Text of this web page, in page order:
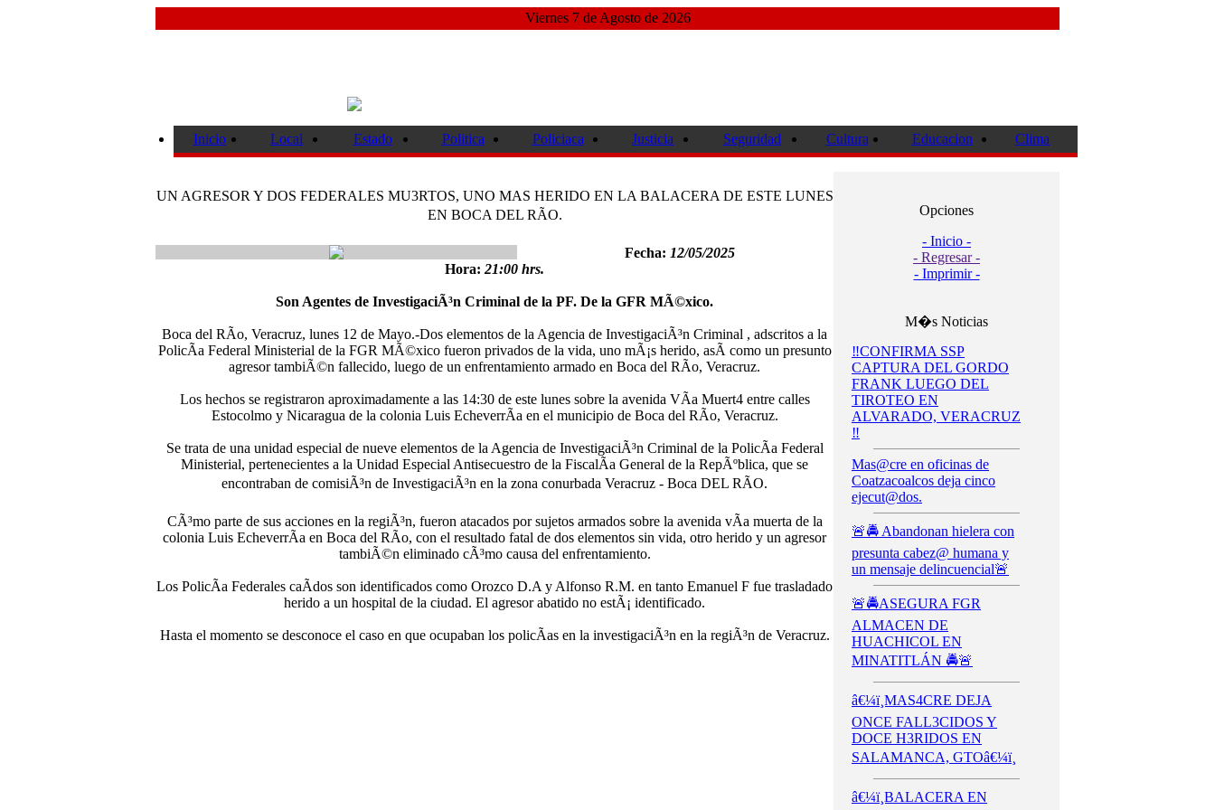
Viernes 7 de Agosto de 2026
Inicio Local Estado Politica Policiaca Justicia Seguridad Cultura Educacion Clima
UN AGRESOR Y DOS FEDERALES MU3RTOS, UNO MAS HERIDO EN LA BALACERA DE ESTE LUNES
EN BOCA DEL RÃO.
Fecha: 12/05/2025
Hora: 21:00 hrs.
Son Agentes de InvestigaciÃ³n Criminal de la PF. De la GFR MÃ©xico.
Boca del RÃ­o, Veracruz, lunes 12 de Mayo.-Dos elementos de la Agencia de InvestigaciÃ³n Criminal , adscritos a la
PolicÃ­a Federal Ministerial de la FGR MÃ©xico fueron privados de la vida, uno mÃ¡s herido, asÃ­ como un presunto
agresor tambiÃ©n fallecido, luego de un enfrentamiento armado en Boca del RÃ­o, Veracruz.
Los hechos se registraron aproximadamente a las 14:30 de este lunes sobre la avenida VÃ­a Muert4 entre calles
Estocolmo y Nicaragua de la colonia Luis EcheverrÃ­a en el municipio de Boca del RÃ­o, Veracruz.
Se trata de una unidad especial de nueve elementos de la Agencia de InvestigaciÃ³n Criminal de la PolicÃ­a Federal
Ministerial, pertenecientes a la Unidad Especial Antisecuestro de la FiscalÃ­a General de la RepÃºblica, que se
encontraban de comisiÃ³n de InvestigaciÃ³n en la zona conurbada Veracruz - Boca DEL RÃO.
CÃ³mo parte de sus acciones en la regiÃ³n, fueron atacados por sujetos armados sobre la avenida vÃ­a muerta de la
colonia Luis EcheverrÃ­a en Boca del RÃ­o, con el resultado fatal de dos elementos sin vida, otro herido y un agresor
tambiÃ©n eliminado cÃ³mo causa del enfrentamiento.
Los PolicÃ­a Federales caÃ­dos son identificados como Orozco D.A y Alfonso R.M. en tanto Emanuel F fue trasladado
herido a un hospital de la ciudad. El agresor abatido no estÃ¡ identificado.
Hasta el momento se desconoce el caso en que ocupaban los policÃ­as en la investigaciÃ³n en la regiÃ³n de Veracruz.
Opciones
- Inicio -
- Regresar -
- Imprimir -
M�s Noticias
‼️CONFIRMA SSP
CAPTURA DEL GORDO
FRANK LUEGO DEL
TIROTEO EN
ALVARADO, VERACRUZ
‼️
Mas@cre en oficinas de
Coatzacoalcos deja cinco
ejecut@dos.
🚨🚔 Abandonan hielera con
presunta cabez@ humana y
un mensaje delincuencial🚨
🚨🚔ASEGURA FGR
ALMACEN DE
HUACHICOL EN
MINATITLÁN 🚔🚨
â€¼ï¸MAS4CRE DEJA
ONCE FALL3CIDOS Y
DOCE H3RIDOS EN
SALAMANCA, GTOâ€¼ï¸
â€¼ï¸BALACERA EN